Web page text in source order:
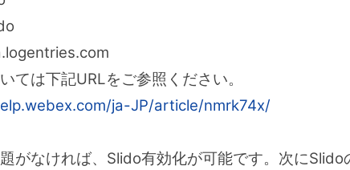
ては下記URLをご参照ください。
ja-JP/article/nmrk74x/
がなければ、Slido有効化が可能です。次にSlido